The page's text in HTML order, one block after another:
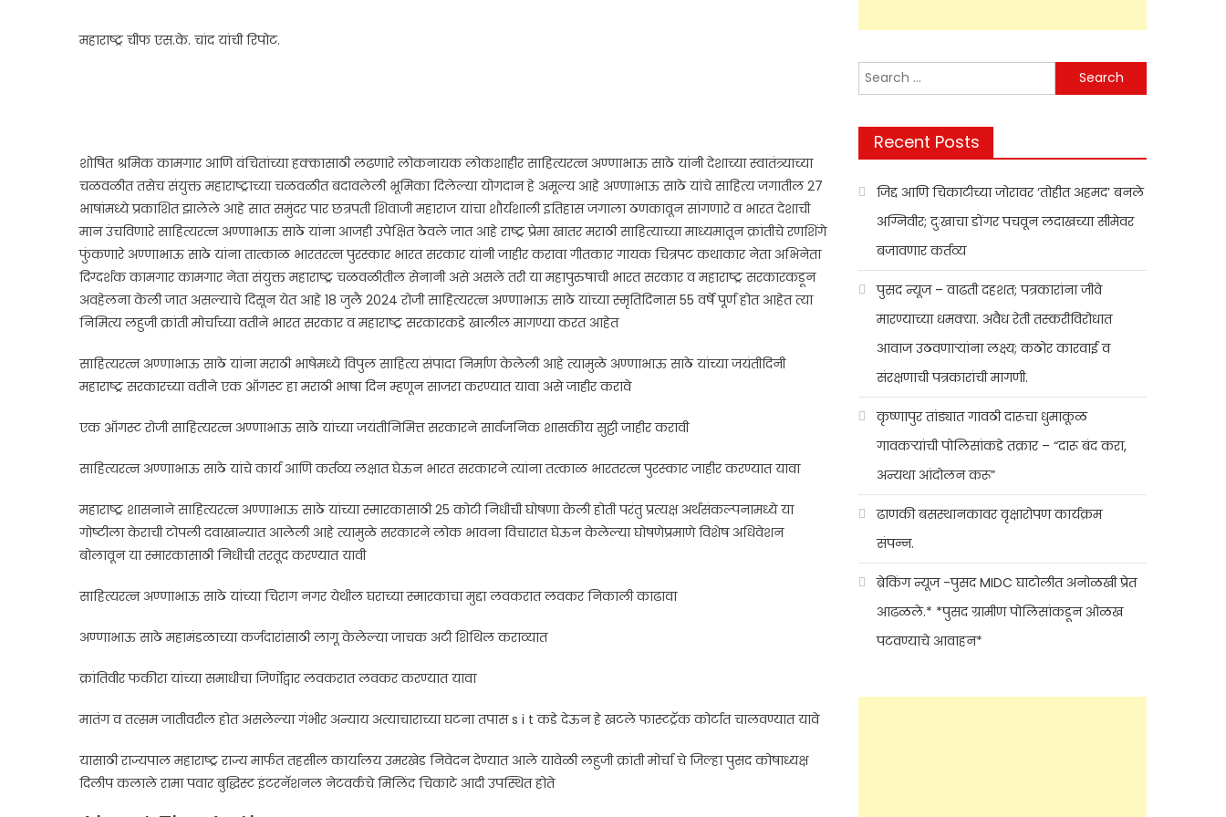
महाराष्ट्र चीफ एस.के. चांद यांची रिपोट.
शोषित श्रमिक कामगार आणि वंचितांच्या हक्कासाठी लढणारे लोकनायक लोकशाहीर साहित्यरत्न अण्णाभाऊ साठे यांनी देशाच्या स्वातंत्र्याच्या
चळवळीत तसेच संयुक्त महाराष्ट्राच्या चळवळीत बदावलेली भूमिका दिलेल्या योगदान हे अमूल्य आहे अण्णाभाऊ साठे यांचे साहित्य जगातील 27
भाषांमध्ये प्रकाशित झालेले आहे सात समुंदर पार छत्रपती शिवाजी महाराज यांचा शौर्यशाली इतिहास जगाला ठणकावून सांगणारे व भारत देशाची
मान उंचविणारे साहित्यरत्न अण्णाभाऊ साठे यांना आजही उपेक्षित ठेवले जात आहे राष्ट्र प्रेमा खातर मराठी साहित्याच्या माध्यमातून क्रांतीचे रणशिंगे
फुंकणारे अण्णाभाऊ साठे यांना तात्काळ भारतरत्न पुरस्कार भारत सरकार यांनी जाहीर करावा गीतकार गायक चित्रपट कथाकार नेता अभिनेता
दिग्दर्शक कामगार कामगार नेता संयुक्त महाराष्ट्र चळवळीतील सेनानी असे असले तरी या महापुरुषाची भारत सरकार व महाराष्ट्र सरकारकडून
अवहेलना केली जात असल्याचे दिसून येत आहे 18 जुलै 2024 रोजी साहित्यरत्न अण्णाभाऊ साठे यांच्या स्मृतिदिनास 55 वर्षे पूर्ण होत आहेत त्या
निमित्य लहुजी क्रांती मोर्चाच्या वतीने भारत सरकार व महाराष्ट्र सरकारकडे खालील मागण्या करत आहेत
साहित्यरत्न अण्णाभाऊ साठे यांना मराठी भाषेमध्ये विपुल साहित्य संपादा निर्माण केलेली आहे त्यामुळे अण्णाभाऊ साठे यांच्या जयंतीदिनी
महाराष्ट्र सरकारच्या वतीने एक ऑगस्ट हा मराठी भाषा दिन म्हणून साजरा करण्यात यावा असे जाहीर करावे
एक ऑगस्ट रोजी साहित्यरत्न अण्णाभाऊ साठे यांच्या जयंतीनिमित्त सरकारने सार्वजनिक शासकीय सुट्टी जाहीर करावी
साहित्यरत्न अण्णाभाऊ साठे यांचे कार्य आणि कर्तव्य लक्षात घेऊन भारत सरकारने त्यांना तत्काळ भारतरत्न पुरस्कार जाहीर करण्यात यावा
महाराष्ट्र शासनाने साहित्यरत्न अण्णाभाऊ साठे यांच्या स्मारकासाठी 25 कोटी निधीची घोषणा केली होती परंतु प्रत्यक्ष अर्थसंकल्पनामध्ये या
गोष्टीला केराची टोपली दवाखान्यात आलेली आहे त्यामुळे सरकारने लोक भावना विचारात घेऊन केलेल्या घोषणेप्रमाणे विशेष अधिवेशन
बोलावून या स्मारकासाठी निधीची तरतूद करण्यात यावी
साहित्यरत्न अण्णाभाऊ साठे यांच्या चिराग नगर येथील घराच्या स्मारकाचा मुद्दा लवकरात लवकर निकाली काढावा
अण्णाभाऊ साठे महामंडळाच्या कर्जदारांसाठी लागू केलेल्या जाचक अटी शिथिल कराव्यात
क्रांतिवीर फकीरा यांच्या समाधीचा जिर्णोद्वार लवकरात लवकर करण्यात यावा
मातंग व तत्सम जातीवरील होत असलेल्या गंभीर अन्याय अत्याचाराच्या घटना तपास s i t कडे देऊन हे खटले फास्टट्रॅक कोर्टात चालवण्यात यावे
यासाठी राज्यपाल महाराष्ट्र राज्य मार्फत तहसील कार्यालय उमरखेड निवेदन देण्यात आले यावेळी लहुजी क्रांती मोर्चा चे जिल्हा पुसद कोषाध्यक्ष
दिलीप कलाले रामा पवार बुद्धिस्ट इंटरनॅशनल नेटवर्कचे मिलिंद चिकाटे आदी उपस्थित होते
Search
for:
Recent Posts
जिद्द आणि चिकाटीच्या जोरावर ‘तोहीत अहमद’ बनले
अग्निवीर; दुःखाचा डोंगर पचवून लदाखच्या सीमेवर
बजावणार कर्तव्य
पुसद न्यूज – वाढती दहशत; पत्रकारांना जीवे
मारण्याच्या धमक्या. अवैध रेती तस्करीविरोधात
आवाज उठवणाऱ्यांना लक्ष्य; कठोर कारवाई व
संरक्षणाची पत्रकारांची मागणी.
कृष्णापुर तांड्यात गावठी दारूचा धुमाकूळ
गावकऱ्यांची पोलिसांकडे तक्रार – “दारू बंद करा,
अन्यथा आंदोलन करू”
ढाणकी बसस्थानकावर वृक्षारोपण कार्यक्रम
संपन्न.
ब्रेकिंग न्यूज -पुसद MIDC घाटोलीत अनोळखी प्रेत
आढळले.* *पुसद ग्रामीण पोलिसांकडून ओळख
पटवण्याचे आवाहन*